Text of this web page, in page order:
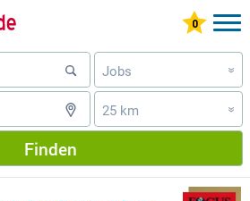
Jobs »
25 km »
Finden